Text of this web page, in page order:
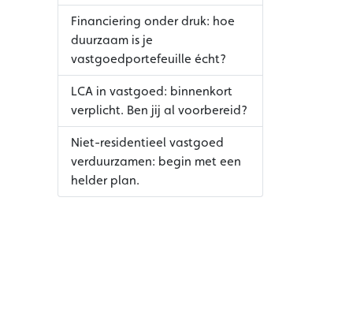
Financiering onder druk: hoe
duurzaam is je
vastgoedportefeuille écht?
LCA in vastgoed: binnenkort
verplicht. Ben jij al voorbereid?
Niet-residentieel vastgoed
verduurzamen: begin met een
helder plan.